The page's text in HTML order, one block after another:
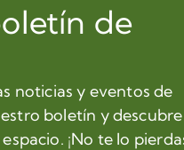
de
noticias y eventos de
boletín y
¡No te lo